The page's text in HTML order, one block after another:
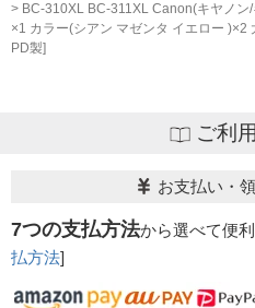
BC-310XL BC-311XL Canon(キヤノン
×1 カラー(シアン マゼンタ イエロー )×2
PD製]
ご利
お支払い・
7つの支払方法から選べて便
払方法]